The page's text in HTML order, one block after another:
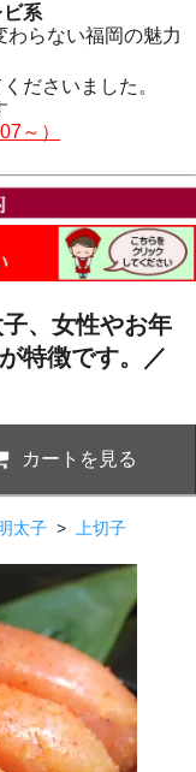
系
わらない福岡の魅力
ださいました。
～）
、女性やお年
特徴です。／
カートを見る
太子 > 上切子